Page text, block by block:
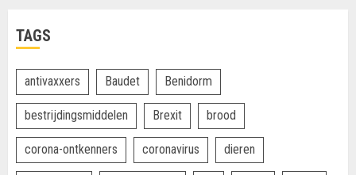
TAGS
antivaxxers Baudet Benidorm
bestrijdingsmiddelen Brexit brood
corona-ontkenners coronavirus dieren